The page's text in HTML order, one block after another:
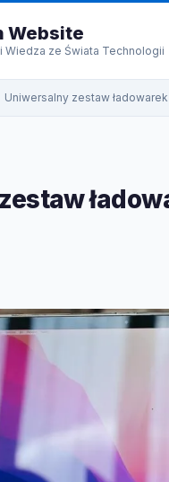
Website
Wiedza ze Świata Technologii
Uniwersalny zestaw